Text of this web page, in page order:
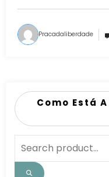
Pracadaliberdade
Como Está